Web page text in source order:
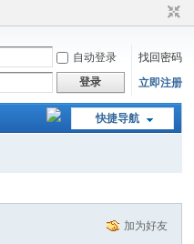
自动登录
找回密码
登录 立即注册
快捷导航
加为好友